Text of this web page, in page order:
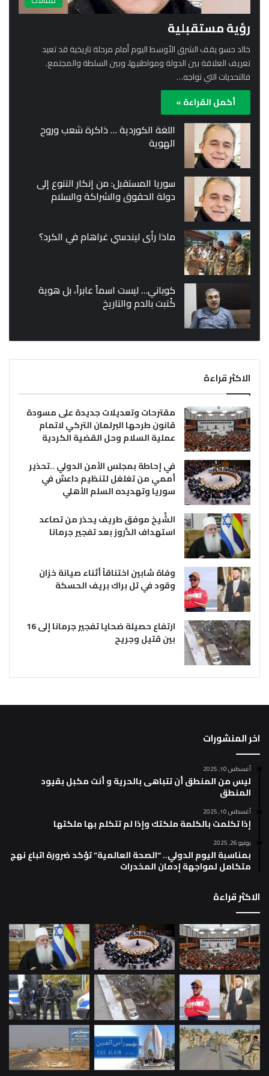
رؤية مستقبلية
خالد حسو يقف الشرق الأوسط اليوم أمام مرحلة تاريخية قد تعيد
تعريف العلاقة بين الدولة ومواطنيها، وبين السلطة والمجتمع.
فالتحديات التي تواجه…
أكمل القراءة »
اللغة الكوردية … ذاكرة شعب وروح
الهوية
سوريا المستقبل: من إنكار التنوع إلى
دولة الحقوق والشراكة والسلام
ماذا رأى ليندسي غراهام في الكرد؟
كوباني… ليست اسماً عابراً، بل هوية
كُتبت بالدم والتاريخ
الاكثر قراءة
مقترحات وتعديلات جديدة على مسودة
قانون طرحها البرلمان التركي لاتمام
عملية السلام وحل القضية الكردية
في إحاطة بمجلس الأمن الدولي ..تحذير
أممي من تغلغل لتنظيم داعش في
سوريا وتهديده السلم الأهلي
الشَّيخ موفق طريف يحذر من تصاعد
استهداف الدَّروز بعد تفجير جرمانا
وفاة شابين اختناقاً أثناء صيانة خزان
وقود في تل براك بريف الحسكة
ارتفاع حصيلة ضحايا تفجير جرمانا إلى 16
بين قتيل وجريح
اخر المنشورات
أغسطس 10, 2025
ليس من المنطق أن تتباهى بالحرية و أنت مكبل بقيود
المنطق
أغسطس 10, 2025
إذا تكلمت بالكلمة ملكتك وإذا لم تتكلم بها ملكتها
يونيو 26, 2025
بمناسبة اليوم الدولي.. “الصحة العالمية” تؤكد ضرورة اتباع نهج
متكامل لمواجهة إدمان المخدرات
الاكثر قراءة